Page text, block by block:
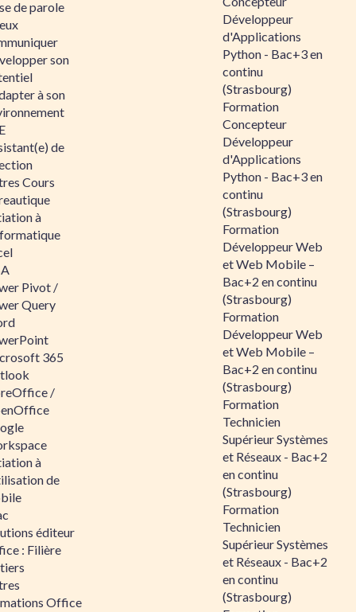
de parole
son
à son
de
Cours
à
Pivot /
Query
365
/
à
de
éditeur
: Filière
Office
Développeur
d'Applications
Python - Bac+3 en
continu
(Strasbourg)
Formation
Concepteur
Développeur
d'Applications
Python - Bac+3 en
continu
(Strasbourg)
Formation
Développeur Web
et Web Mobile –
Bac+2 en continu
(Strasbourg)
Formation
Développeur Web
et Web Mobile –
Bac+2 en continu
(Strasbourg)
Formation
Technicien
Supérieur Systèmes
et Réseaux - Bac+2
en continu
(Strasbourg)
Formation
Technicien
Supérieur Systèmes
et Réseaux - Bac+2
en continu
(Strasbourg)